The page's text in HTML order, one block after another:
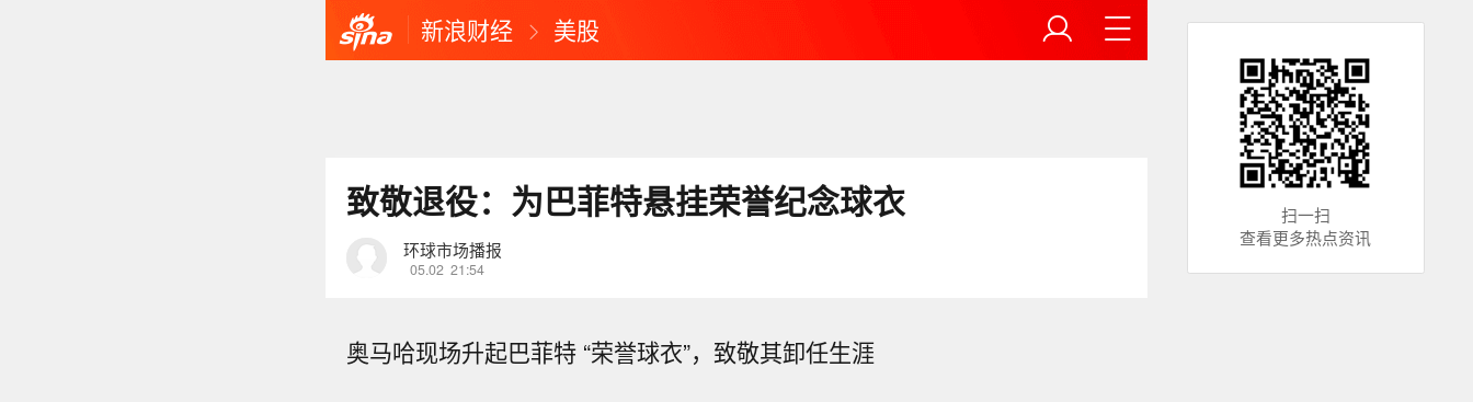
新浪财经 美股
致敬退役：为巴菲特悬挂荣誉纪念球衣
环球市场播报
05.02 21:54
奥马哈现场升起巴菲特 “荣誉球衣”，致敬其卸任生涯
扫一扫
查看更多热点资讯